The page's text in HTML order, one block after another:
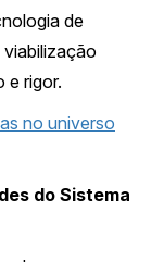
de
e rigor.
no universo
do Sistema